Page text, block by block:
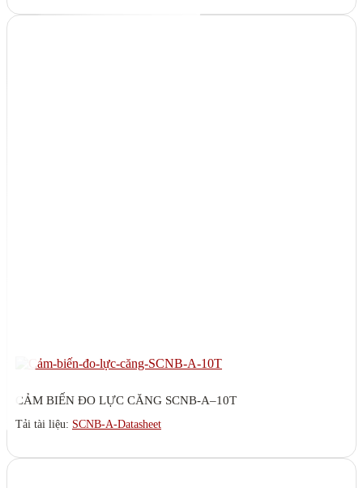
CẢM BIẾN ĐO LỰC CĂNG SCNB-A–10T
Tải tài liệu: SCNB-A-Datasheet